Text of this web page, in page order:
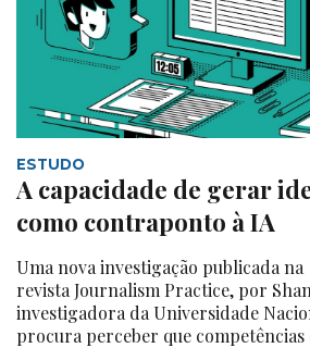
ESTUDO
A capacidade de gerar
como contraponto à IA
Uma nova investigação publicada na
revista Journalism Practice, por
investigadora da Universidade
procura perceber que competências